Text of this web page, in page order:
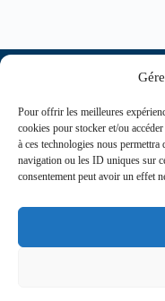
Pour offrir les meilleures
cookies pour stocker et/ou
à ces technologies nous permettra
navigation ou les ID uniques sur
consentement peut avoir un effet